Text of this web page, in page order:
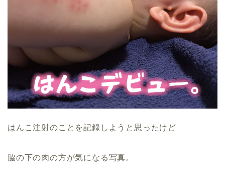
はんこ注射のことを記録しようと思ったけど
脇の下の肉の方が気になる写真。